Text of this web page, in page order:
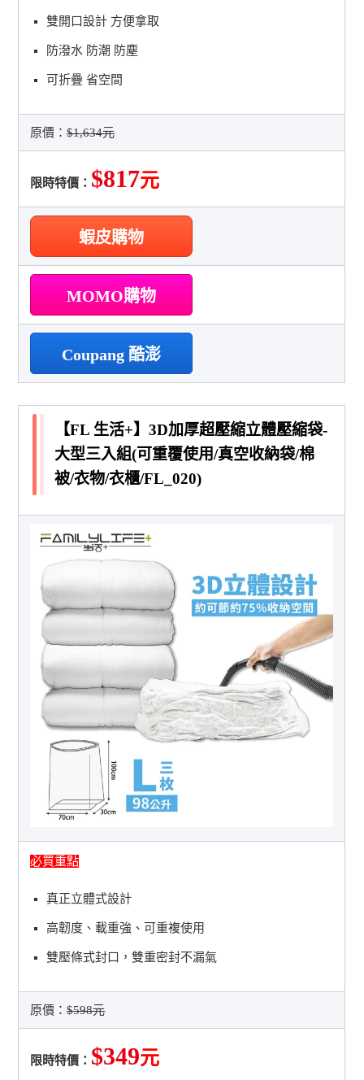
雙開口設計 方便拿取
防潑水 防潮 防塵
可折疊 省空間
原價：$1,634元
限時特價： $817元
蝦皮購物
MOMO購物
Coupang 酷澎
【FL 生活+】3D加厚超壓縮立體壓縮袋-
大型三入組(可重覆使用/真空收納袋/棉
被/衣物/衣櫃/FL_020)
必買重點
真正立體式設計
高韌度、載重強、可重複使用
雙壓條式封口，雙重密封不漏氣
原價：$598元
限時特價： $349元